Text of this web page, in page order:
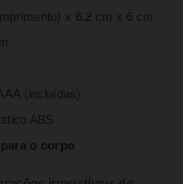
x 6,2 cm x 6 cm
(incluídas)
ABS
o corpo